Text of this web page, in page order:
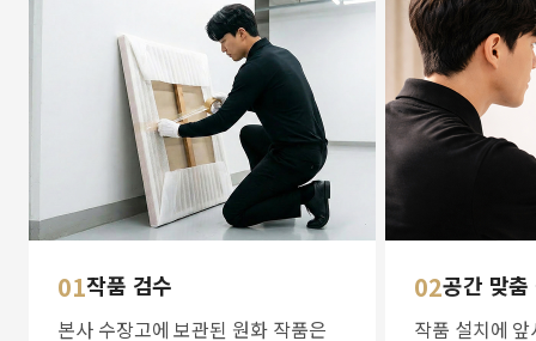
01작품 검수
본사 수장고에 보관된 원화 작품은
02공간 맞
작품 설치에